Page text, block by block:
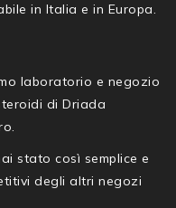
in Italia e in Europa.
laboratorio e negozio
di Driada
stato così semplice e
degli altri negozi